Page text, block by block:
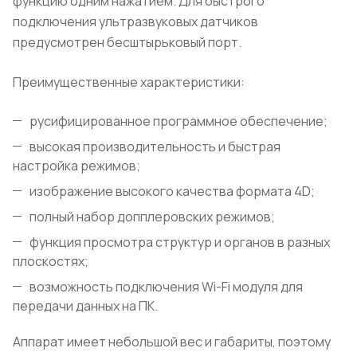
подключения ультразвуковых датчиков
предусмотрен бесштырьковый порт.
Преимущественные характеристики:
русифицированное программное обеспечение;
высокая производительность и быстрая
настройка режимов;
изображение высокого качества формата 4D;
полный набор допплеровских режимов;
функция просмотра структур и органов в разных
плоскостях;
возможность подключения Wi-Fi модуля для
передачи данных на ПК.
Аппарат имеет небольшой вес и габариты, поэтому